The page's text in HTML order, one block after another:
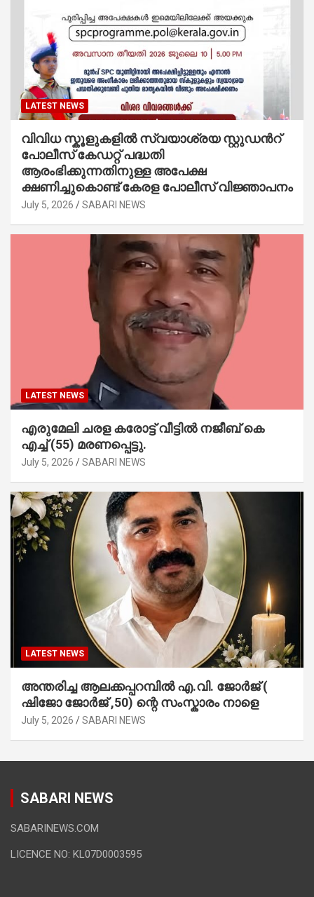
LATEST NEWS
വിവിധ സ്കൂളുകളില്‍ സ്വയാശ്രയ സ്റ്റുഡന്‍റ്
പോലീസ് കേഡറ്റ് പദ്ധതി
ആരംഭിക്കുന്നതിനുള്ള അപേക്ഷ
ക്ഷണിച്ചുകൊണ്ട് കേരള പോലീസ് വിജ്ഞാപനം
July 5, 2026 SABARI NEWS
LATEST NEWS
എരുമേലി ചരള കരോട്ട് വീട്ടിൽ നജീബ് കെ
എച്ച് (55) മരണപ്പെട്ടു.
July 5, 2026 SABARI NEWS
LATEST NEWS
അന്തരിച്ച ആ​ല​ക്ക​പ്പ​റമ്പിൽ​ എ.​വി. ജോ​ർ​ജ് (
ഷിജോ ജോർജ് ,50) ന്റെ സംസ്കാരം നാളെ
July 5, 2026 SABARI NEWS
SABARI NEWS
SABARINEWS.COM
LICENCE NO: KL07D0003595